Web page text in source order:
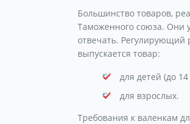
Большинство товаров,
Таможенного союза. Они
отвечать. Регулирующий
выпускается товар:
для детей (до 14
для взрослых.
Требования к валенкам